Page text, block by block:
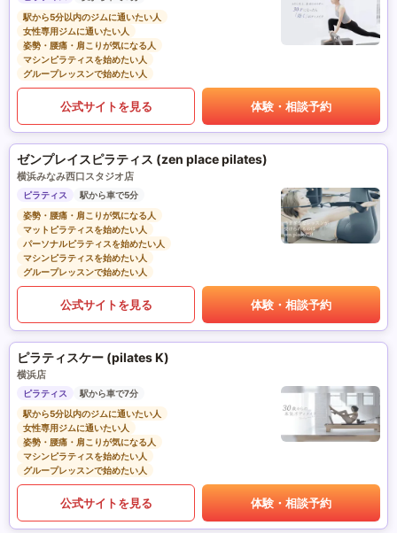
駅から5分以内のジムに通いたい人
女性専用ジムに通いたい人
姿勢・腰痛・肩こりが気になる人
マシンピラティスを始めたい人
グループレッスンで始めたい人
公式サイトを見る 体験・相談予約
ゼンプレイスピラティス (zen place pilates)
横浜みなみ西口スタジオ店
ピラティス
駅から車で5分
姿勢・腰痛・肩こりが気になる人
マットピラティスを始めたい人
パーソナルピラティスを始めたい人
マシンピラティスを始めたい人
グループレッスンで始めたい人
公式サイトを見る 体験・相談予約
ピラティスケー (pilates K)
横浜店
ピラティス
駅から車で7分
駅から5分以内のジムに通いたい人
女性専用ジムに通いたい人
姿勢・腰痛・肩こりが気になる人
マシンピラティスを始めたい人
グループレッスンで始めたい人
公式サイトを見る 体験・相談予約